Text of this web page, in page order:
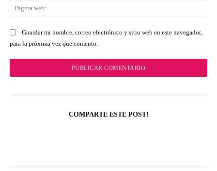
Guardar mi nombre, correo electrónico y sitio web en este navegador,
para la próxima vez que comento.
COMPARTE ESTE POST!